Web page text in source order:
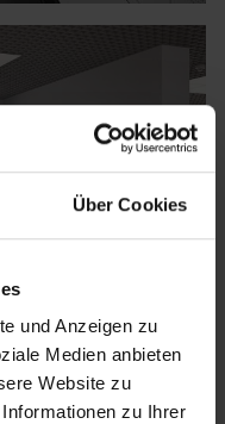
Über Cookies
und Anzeigen zu
Medien anbieten
Website zu
zu Ihrer